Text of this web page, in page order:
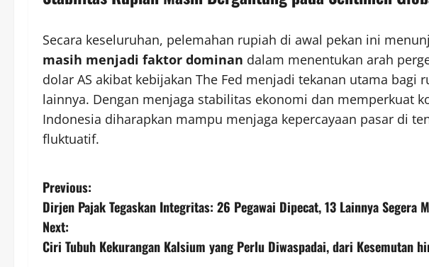
Secara keseluruhan, pelemahan rupiah di awal pekan ini
masih menjadi faktor dominan dalam menentukan arah
dolar AS akibat kebijakan The Fed menjadi tekanan utama bagi
lainnya. Dengan menjaga stabilitas ekonomi dan memperkuat
Indonesia diharapkan mampu menjaga kepercayaan pasar di
fluktuatif.
P
o
s
Previous:
Dirjen Pajak Tegaskan Integritas: 26 Pegawai Dipecat, 13 Lainnya Segera
Next:
Ciri Tubuh Kekurangan Kalsium yang Perlu Diwaspadai, dari Kesemutan